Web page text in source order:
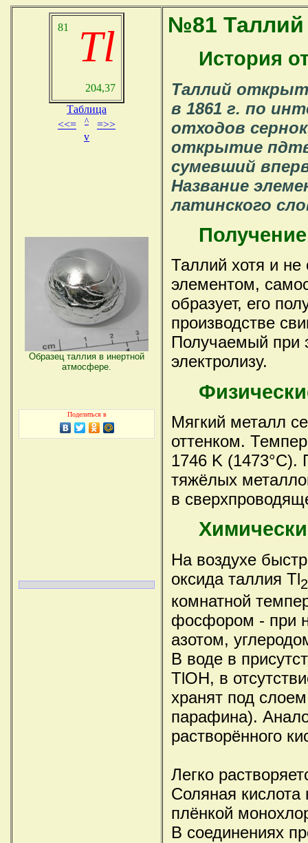
81 Tl
204,37
Таблица
<<=
^
=>>
v
Образец таллия в инертной
атмосфере.
Поделиться в
№81
История
Таллий открыт
в 1861 г. по
отходов
открытие
сумевший
Название
латинского
Таллий хотя и не
элементом,
образует, его
производстве
Получаемый при
электролизу.
Мягкий металл
оттенком.
1746 K (1473°C).
тяжёлых
в
На воздухе
оксида таллия Tl2
комнатной
фосфором - при
азотом,
В воде в
TlOH, в
хранят под
парафина).
растворённого
Легко
Соляная кислота
плёнкой
В соединениях